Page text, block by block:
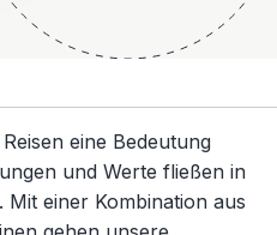
eine Bedeutung
und Werte fließen in
Mit einer Kombination aus